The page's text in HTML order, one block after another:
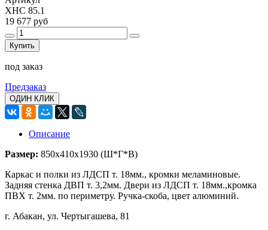
XHC 85.1
19 677 руб
Купить
под заказ
Предзаказ
ОДИН КЛИК
Описание
Размер: 850х410х1930 (Ш*Г*В)
Каркас и полки из ЛДСП т. 18мм., кромки меламиновые.
Задняя стенка ДВП т. 3,2мм. Двери из ЛДСП т. 18мм.,кромка
ПВХ т. 2мм. по периметру. Ручка-скоба, цвет алюминий.
г. Абакан, ул. Чертыгашева, 81